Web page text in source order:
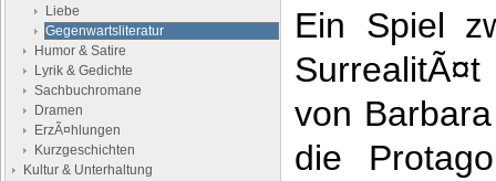
Liebe
Gegenwartsliteratur
Humor & Satire
Lyrik & Gedichte
Sachbuchromane
Dramen
ErzÃ¤hlungen
Kurzgeschichten
Kultur & Unterhaltung
Ein Spiel
von
die